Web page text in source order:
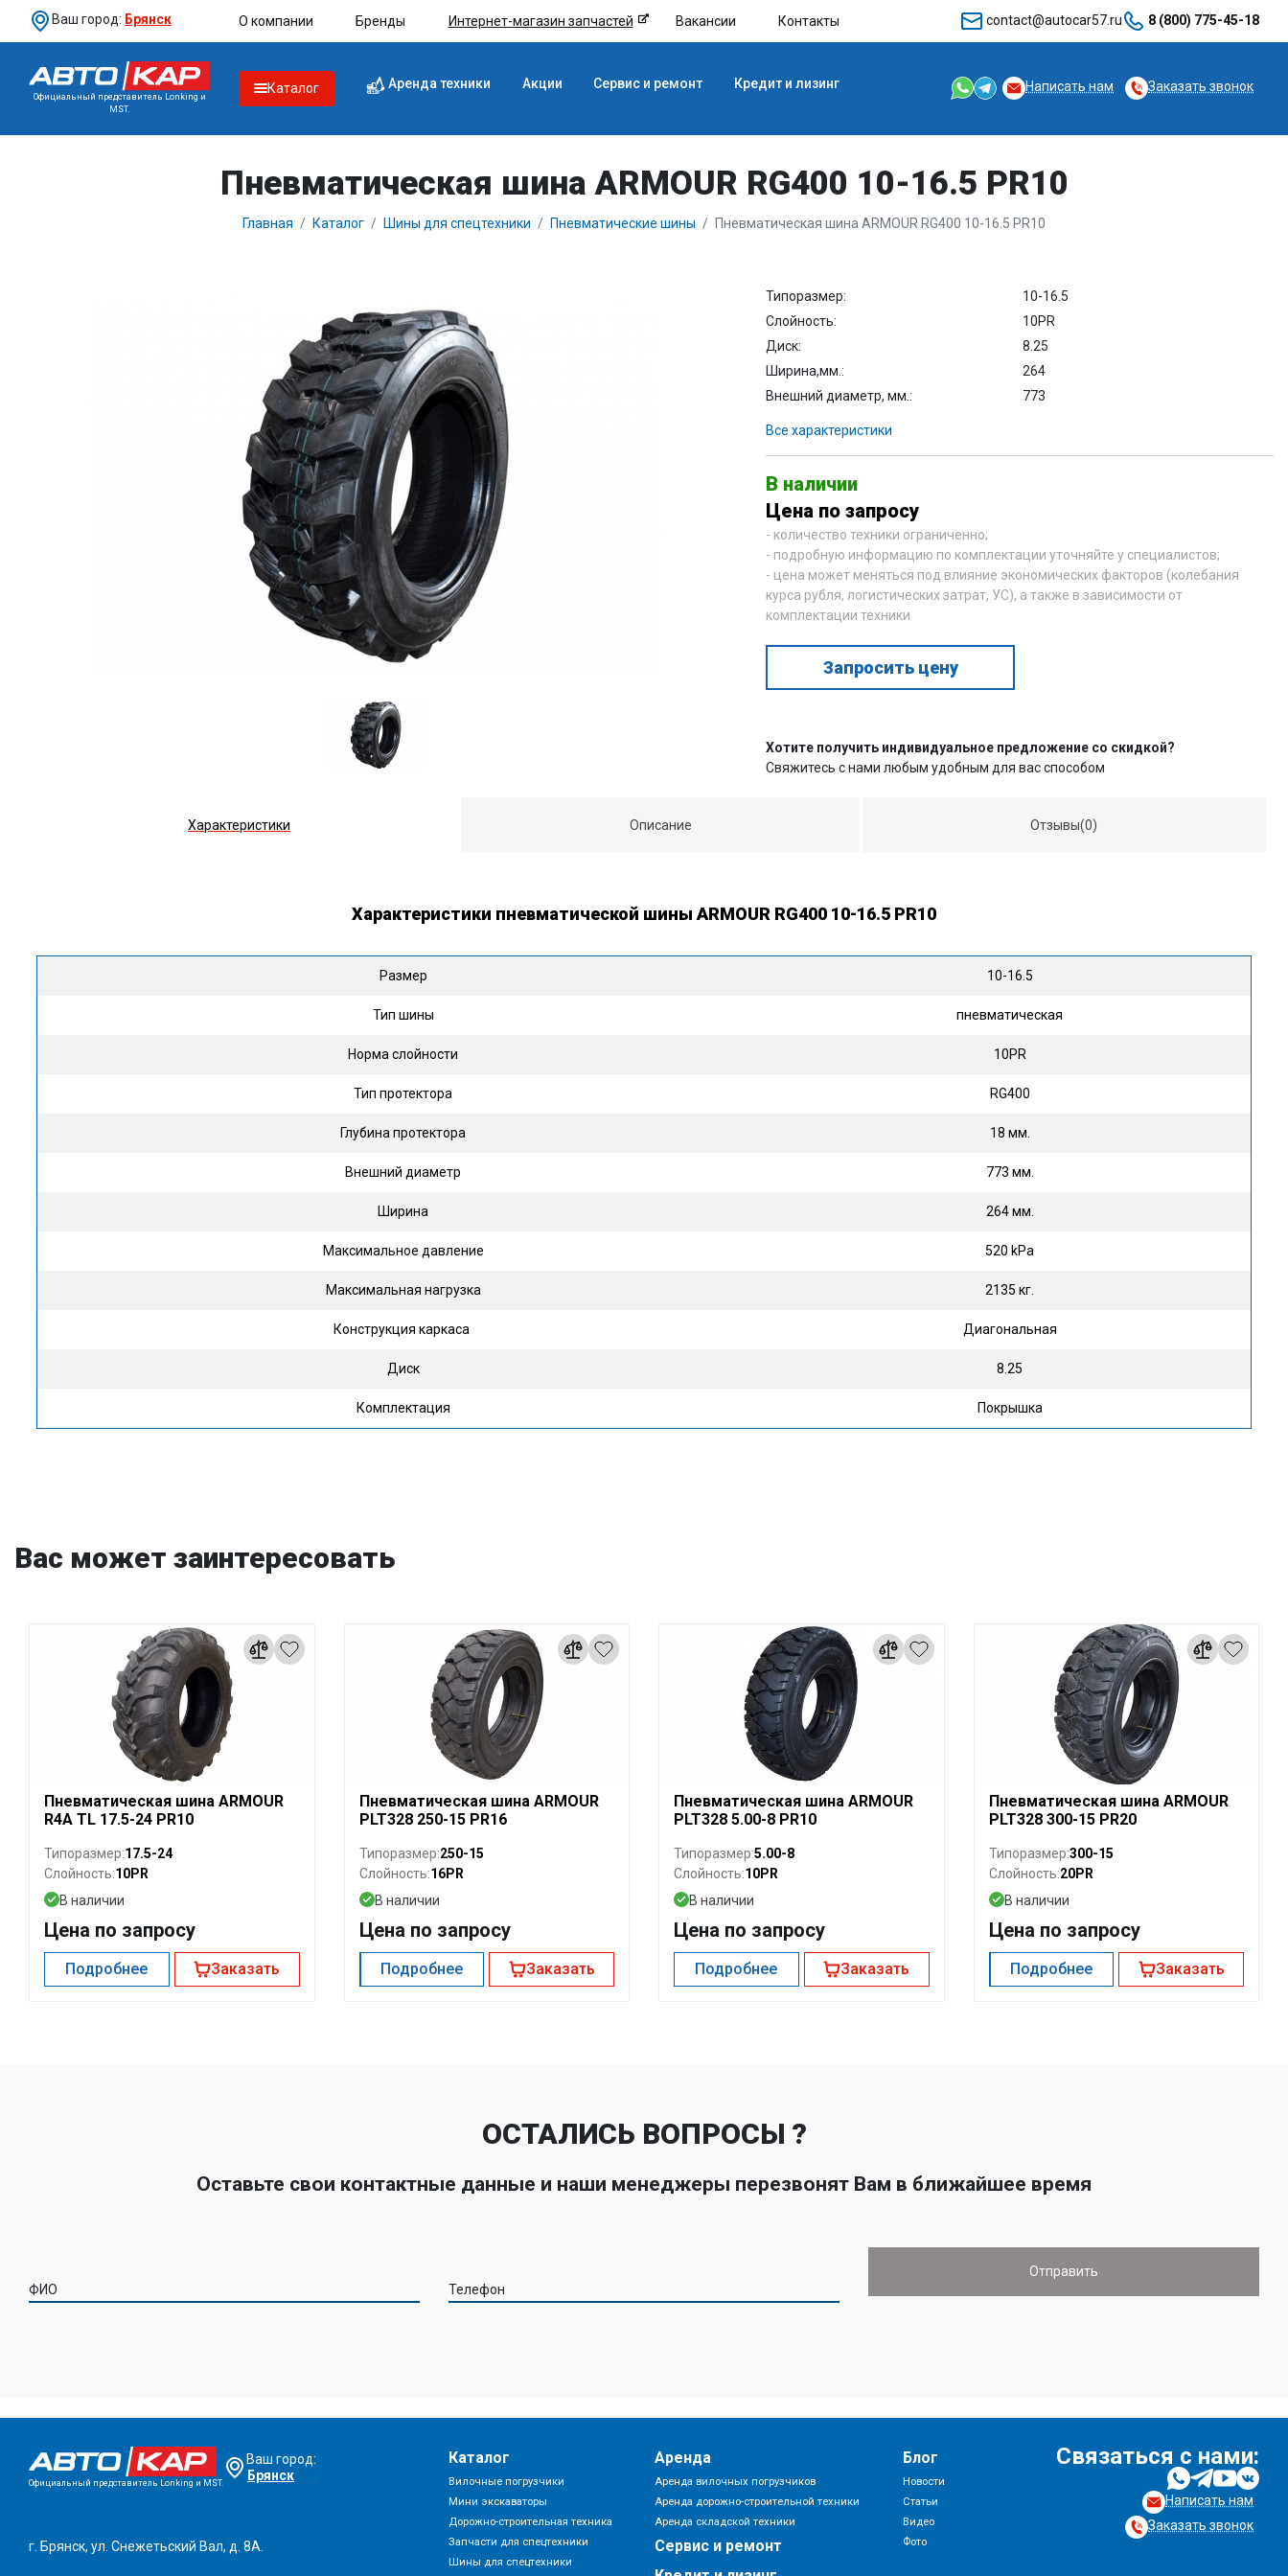
Ваш город: Брянск О компании Бренды Интернет-магазин запчастей Вакансии Контакты contact@autocar57.ru 8 (800) 775-45-18
Официальный представитель Lonking и
MST.
Каталог Аренда техники Акции Сервис и ремонт Кредит и лизинг Написать нам Заказать звонок
Пневматическая шина ARMOUR RG400 10-16.5 PR10
Главная Каталог Шины для спецтехники Пневматические шины Пневматическая шина ARMOUR RG400 10-16.5 PR10
Типоразмер:
10-16.5
Слойность:
10PR
Диск:
8.25
Ширина,мм.:
264
Внешний диаметр, мм.:
773
Все характеристики
В наличии
Цена по запросу
- количество техники ограниченно;
- подробную информацию по комплектации уточняйте у специалистов;
- цена может меняться под влияние экономических факторов (колебания
курса рубля, логистических затрат, УС), а также в зависимости от
комплектации техники
Запросить цену
Хотите получить индивидуальное предложение со скидкой?
Свяжитесь с нами любым удобным для вас способом
Характеристики Описание Отзывы(0)
Характеристики пневматической шины ARMOUR RG400 10-16.5 PR10
Размер 10-16.5
Тип шины пневматическая
Норма слойности 10PR
Тип протектора RG400
Глубина протектора 18 мм.
Внешний диаметр 773 мм.
Ширина 264 мм.
Максимальное давление 520 kPa
Максимальная нагрузка 2135 кг.
Конструкция каркаса Диагональная
Диск 8.25
Комплектация Покрышка
Вас может заинтересовать
Пневматическая шина ARMOUR
R4A TL 17.5-24 PR10
Типоразмер:17.5-24
Слойность:10PR
В наличии
Цена по запросу
Подробнее Заказать
Пневматическая шина ARMOUR
PLT328 250-15 PR16
Типоразмер:250-15
Слойность:16PR
В наличии
Цена по запросу
Подробнее Заказать
Пневматическая шина ARMOUR
PLT328 5.00-8 PR10
Типоразмер:5.00-8
Слойность:10PR
В наличии
Цена по запросу
Подробнее Заказать
Пневматическая шина ARMOUR
PLT328 300-15 PR20
Типоразмер:300-15
Слойность:20PR
В наличии
Цена по запросу
Подробнее Заказать
ОСТАЛИСЬ ВОПРОСЫ ?
Оставьте свои контактные данные и наши менеджеры перезвонят Вам в ближайшее время
ФИО Телефон
Официальный представитель Lonking и MST.
Ваш город:
Брянск
г. Брянск, ул. Снежетьский Вал, д. 8А.
Каталог
Вилочные погрузчики
Мини экскаваторы
Дорожно-строительная техника
Запчасти для спецтехники
Шины для спецтехники
Аренда
Аренда вилочных погрузчиков
Аренда дорожно-строительной техники
Аренда складской техники
Сервис и ремонт
Блог
Новости
Статьи
Видео
Фото
Связаться с нами:
Написать нам
Заказать звонок